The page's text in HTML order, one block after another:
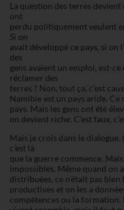
La question des terres devient
ont
perdu politiquement veulent
Si on
avait développé ce pays, si
des
gens avaient un emploi, est-
réclamer des
terres ? Non, tout ça, c’est
Namibie est un pays aride. Ce
pays. Mais les gens ont été
on devient riche. C’est faux,
Mais je crois dans le
c’est là
que la guerre commence.
impossibles. Même quand on
distribuées, ce n’était pas
productives et on les a
compétences ou la formation.